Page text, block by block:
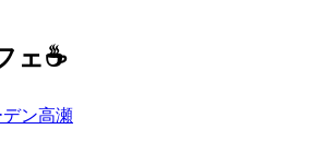
ェ☕
ン高瀬